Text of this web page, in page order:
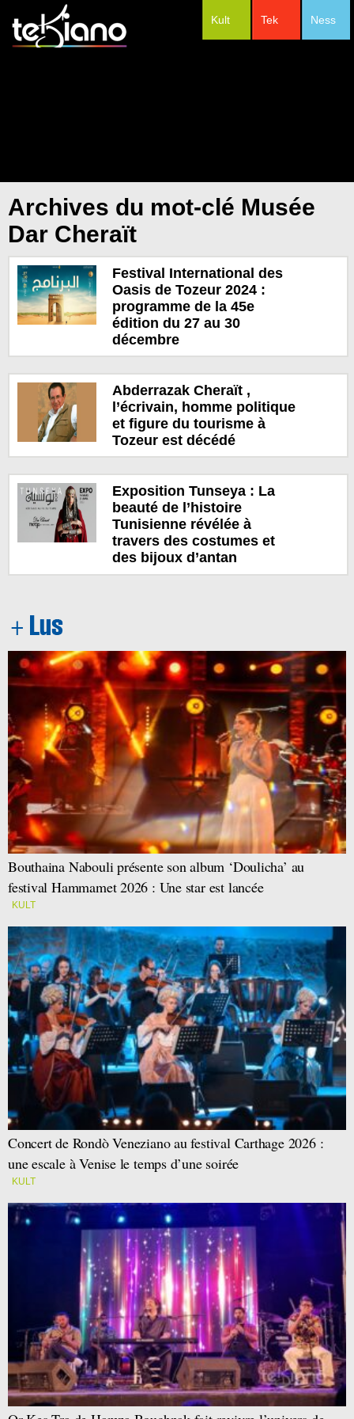
Ness
Tek
Kult
Archives du mot-clé Musée
Dar Cheraït
Festival International des
Oasis de Tozeur 2024 :
programme de la 45e
édition du 27 au 30
décembre
Abderrazak Cheraït ,
l’écrivain, homme politique
et figure du tourisme à
Tozeur est décédé
Exposition Tunseya : La
beauté de l’histoire
Tunisienne révélée à
travers des costumes et
des bijoux d’antan
Bouthaina Nabouli présente son album ‘Doulicha’ au
festival Hammamet 2026 : Une star est lancée
KULT
Concert de Rondò Veneziano au festival Carthage 2026 :
une escale à Venise le temps d’une soirée
KULT